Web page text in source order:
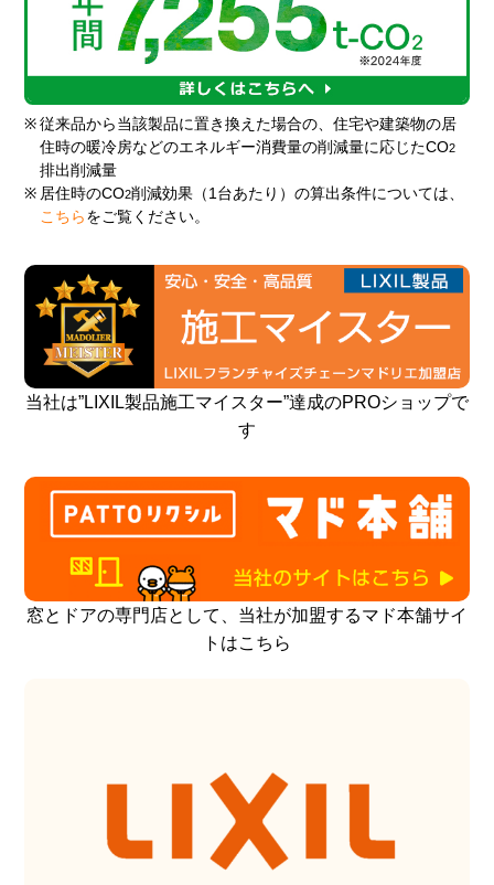
※ 従来品から当該製品に置き換えた場合の、住宅や建築物の居
住時の暖冷房などのエネルギー消費量の削減量に応じたCO2
排出削減量
※ 居住時のCO2削減効果（1台あたり）の算出条件については、
こちら をご覧ください。
当社は”LIXIL製品施工マイスター”達成のPROショップで
す
窓とドアの専門店として、当社が加盟するマド本舗サイ
トはこちら